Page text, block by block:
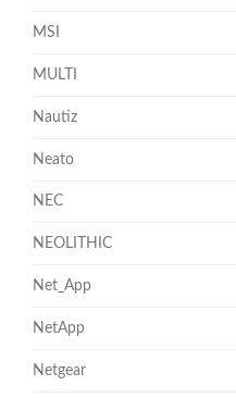
MSI
MULTI
Nautiz
Neato
NEC
NEOLITHIC
Net_App
NetApp
Netgear